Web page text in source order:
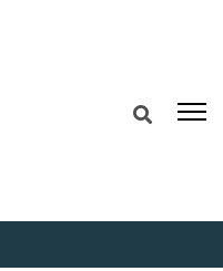
Hasil: Mengenal Jenis
Sepatu